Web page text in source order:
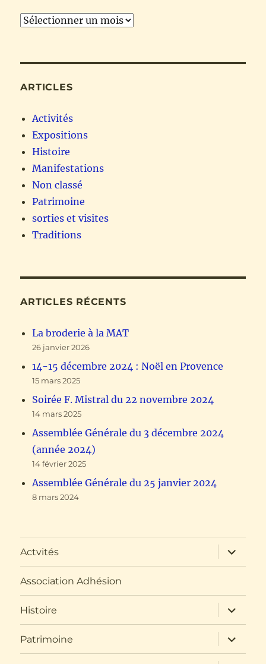
Archives
ARTICLES
Activités
Expositions
Histoire
Manifestations
Non classé
Patrimoine
sorties et visites
Traditions
ARTICLES RÉCENTS
La broderie à la MAT
26 janvier 2026
14-15 décembre 2024 : Noël en Provence
15 mars 2025
Soirée F. Mistral du 22 novembre 2024
14 mars 2025
Assemblée Générale du 3 décembre 2024
(année 2024)
14 février 2025
Assemblée Générale du 25 janvier 2024
8 mars 2024
Actvités
ouvrir
le
sous-
Association Adhésion
Histoire
ouvrir
le
sous-
menu
Patrimoine
ouvrir
le
sous-